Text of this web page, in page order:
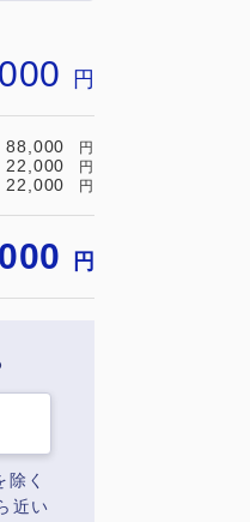
円
88,000 円
22,000 円
22,000 円
円
く
近い